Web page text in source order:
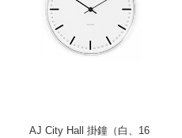
AJ City Hall 掛鐘（白、16